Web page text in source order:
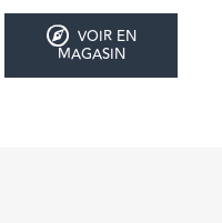
VOIR EN
MAGASIN